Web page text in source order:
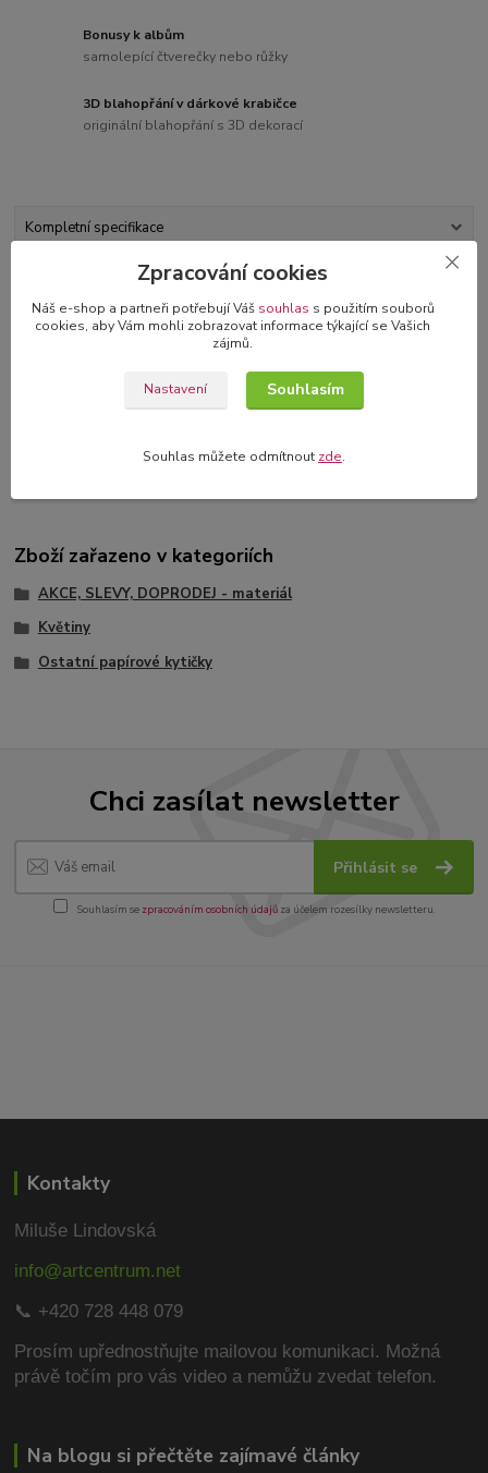
Bonusy k albům
samolepící čtverečky nebo růžky
3D blahopřání v dárkové krabičce
originální blahopřání s 3D dekorací
Kompletní specifikace
Kompletní specifikace
Sada lístků, vhodné pro scrapbooking a jinou dekoraci.
Zboží zařazeno v kategoriích
AKCE, SLEVY, DOPRODEJ - materiál
Květiny
Ostatní papírové kytičky
Chci zasílat newsletter
Přihlásit se
Souhlasím se zpracováním osobních údajůza účelem rozesílky newsletteru.
Kontakty
Miluše Lindovská
info@artcentrum.net
📞 +420 728 448 079
Prosím upřednostňujte mailovou komunikaci. Možná
právě točím pro vás video a nemůžu zvedat telefon.
Na blogu si přečtěte zajímavé články
Zpracování cookies
Náš e-shop a partneři potřebují Váš souhlas s použitím souborů
cookies, aby Vám mohli zobrazovat informace týkající se Vašich
zájmů.
Nastavení Souhlasím
Souhlas můžete odmítnout zde.